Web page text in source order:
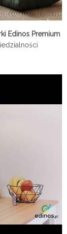
Edinos Premium